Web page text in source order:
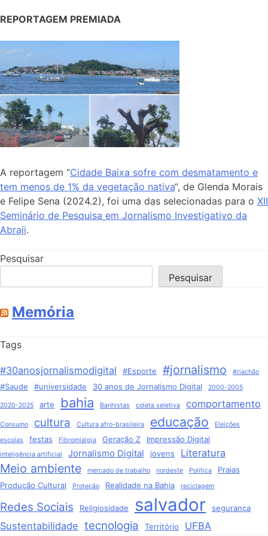
REPORTAGEM PREMIADA
A reportagem “Cidade Baixa sofre com desmatamento e
tem menos de 1% da vegetação nativa“, de Glenda Morais
e Felipe Sena (2024.2), foi uma das selecionadas para o XII
Seminário de Pesquisa em Jornalismo Investigativo da
Abraji.
Pesquisar
Pesquisar
Memória
Tags
#30anosjornalismodigital #Esporte #jornalismo #riachão
#Saude #universidade 30 anos de Jornalismo Digital 2000-2005
2020-2025 arte bahia Banhistas coleta seletiva comportamento
Consumo cultura Cultura afro-brasileira educação
Eleições
escolas
festas Fibromialgia Geração Z Impressão Digital
inteligência artificial Jornalismo Digital jovens Literatura
Meio ambiente mercado de trabalho nordeste Política
Praias
Produção Cultural
Proteção Realidade na Bahia reciclagem
Redes Sociais Religiosidade salvador segurança
Sustentabilidade tecnologia Território UFBA